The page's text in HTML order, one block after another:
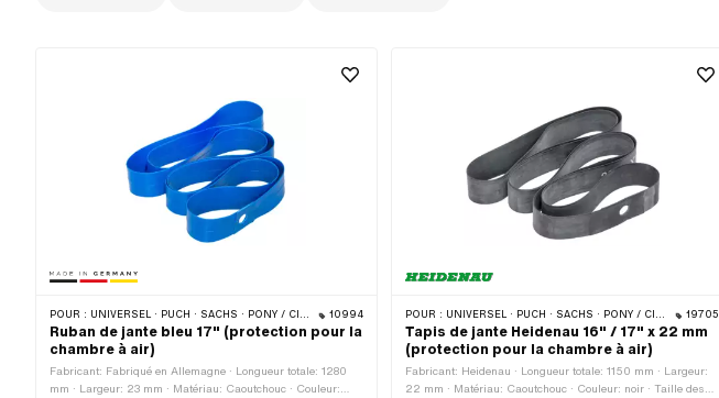
POUR : UNIVERSEL · PUCH · SACHS · PONY / CILO (BÊTA 521 & 512) · PIAGGIO · ZÜNDAPP BELMONDO · TOMOS 10994
Ruban de jante bleu 17" (protection pour la
chambre à air)
Fabricant: Fabriqué en Allemagne · Longueur totale: 1280
mm · Largeur: 23 mm · Matériau: Caoutchouc · Couleur:
POUR : UNIVERSEL · PUCH · SACHS · PONY / CILO (BÊTA 521 & 512) · PIAGGIO · ZÜNDAPP BELMONDO · TOMOS · BYE BIKE · ALPA CHOPPER / TURBO · CILO 19705
Tapis de jante Heidenau 16" / 17" x 22 mm
(protection pour la chambre à air)
Fabricant: Heidenau · Longueur totale: 1150 mm · Largeur:
22 mm · Matériau: Caoutchouc · Couleur: noir · Taille des